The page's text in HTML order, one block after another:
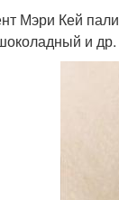
Мэри Кей
и др.